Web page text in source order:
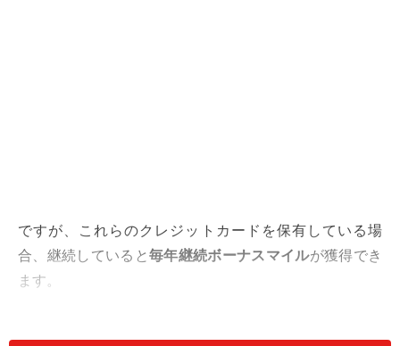
ですが、これらのクレジットカードを保有している場
合、継続していると 毎年継続ボーナスマイルが獲得でき
ます。